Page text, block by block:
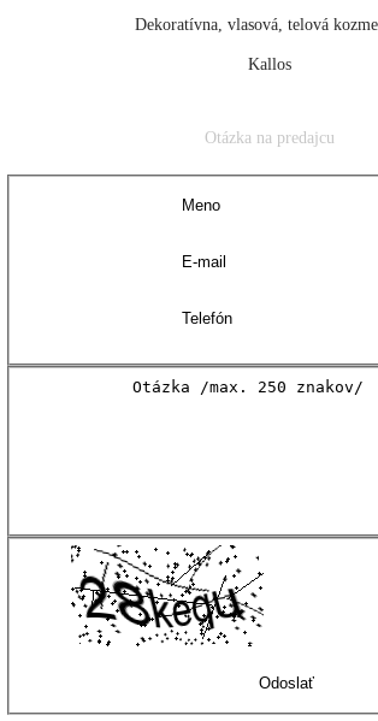
Dekoratívna, vlasová, telová
Kallos
Otázka na predajcu